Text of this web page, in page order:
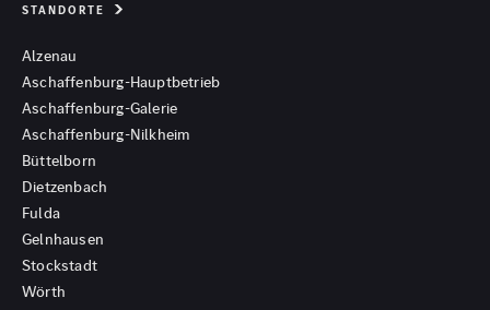
STANDORTE
Alzenau
Aschaffenburg-Hauptbetrieb
Aschaffenburg-Galerie
Aschaffenburg-Nilkheim
Büttelborn
Dietzenbach
Fulda
Gelnhausen
Stockstadt
Wörth